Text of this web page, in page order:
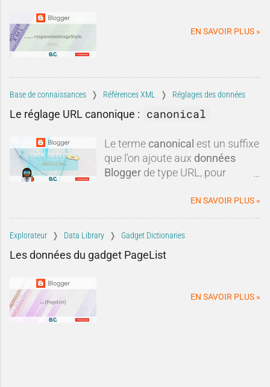
comparaisons discutables et
dans leur contexte.Blogger est-il
réellement mort ? Est-il
techniquement dépassé ? Faut-il
systématiquement lui préférer
une autre plateforme ?Dans
cette tribune, nous allons
examiner les critiques les plus
fréquen
EN SAVOIR PLUS »
Base de connaissances Références XML Réglages des données
Le réglage URL canonique : canonical
Le terme canonical est un suffixe
que l'on ajoute aux données
Blogger de type URL, pour
EN SAVOIR PLUS »
Explorateur Data Library Gadget Dictionaries
Les données du gadget PageList
EN SAVOIR PLUS »